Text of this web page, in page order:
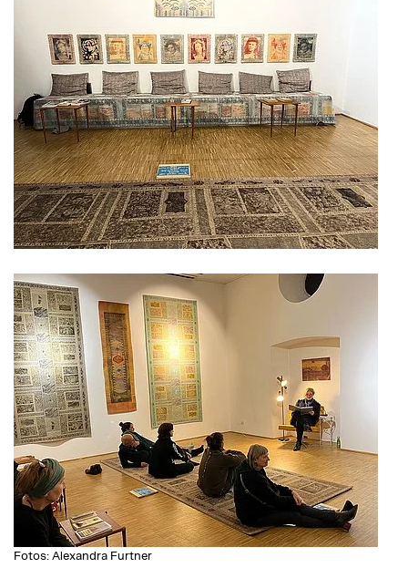
Fotos: Alexandra Furtner